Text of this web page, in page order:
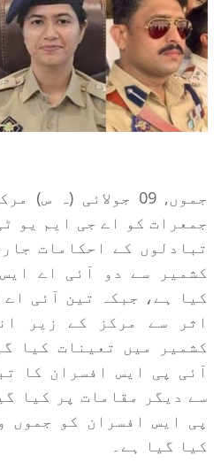
جموں, 09 جولائی
جمعرات کو اے جی ایم یو
تبادلوں کے احکامات
کشمیر سے دو آئی اے
کیا ہے، جبکہ تین آئی
اثر سے مرکز کے زیر
کشمیر میں تعینات کیا
آئی پی ایس افسران کا
سے دیگر مقامات پر کیا
پی ایس افسران کو جموں
کیا گیا ہے۔